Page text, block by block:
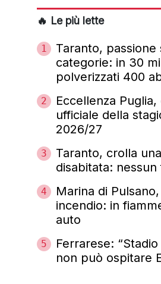
🔥 Le più lette
1
Taranto, passione
categorie: in 30
polverizzati 400
2
Eccellenza
ufficiale della
2026/27
3
Taranto, crolla
disabitata: nessun
4
Marina di
incendio: in
auto
5
Ferrarese:
non può ospitare